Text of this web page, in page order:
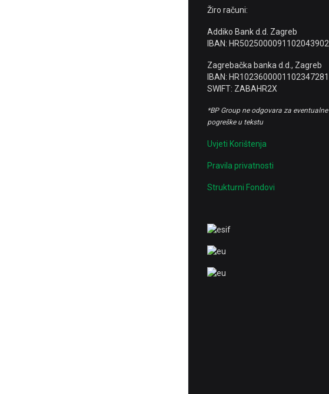
Žiro računi:
Addiko Bank d.d. Zagreb
IBAN: HR5025000091102043902
Zagrebačka banka d.d., Zagreb
IBAN: HR1023600001102347281
SWIFT: ZABAHR2X
*BP Group ne odgovara za eventualne
pogreške u tekstu
Uvjeti Korištenja
Pravila privatnosti
Strukturni Fondovi